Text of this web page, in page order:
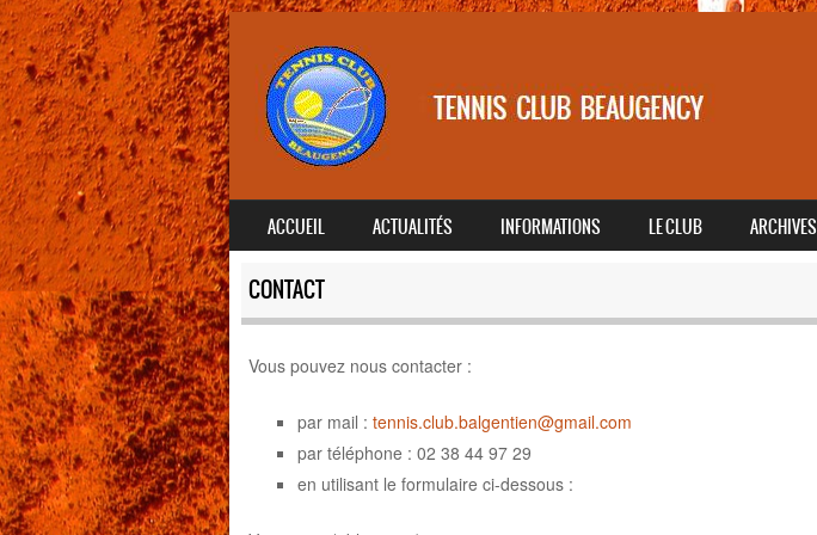
MENU
SKIP TO CONTENT
ACCUEIL ACTUALITÉS INFORMATIONS LE CLUB ARCHIVES
CONTACT
Vous pouvez nous contacter :
par mail : tennis.club.balgentien@gmail.com
par téléphone : 02 38 44 97 29
en utilisant le formulaire ci-dessous :